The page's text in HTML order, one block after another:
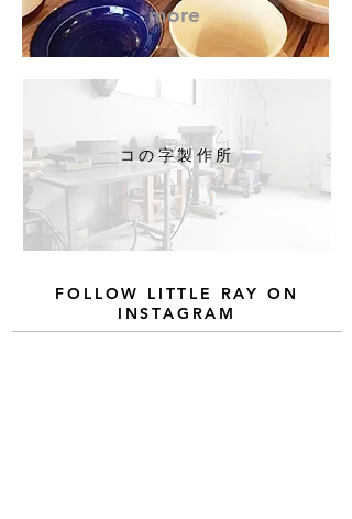
​more
​コの字製作所
FOLLOW LITTLE RAY ON
INSTAGRAM